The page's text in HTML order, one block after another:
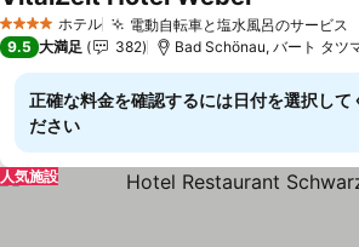
4 ホテルのランク
ホテル 電動自転車と塩水風呂のサービス
9.5 大満足 382 Bad Schönau, バート タツ
正確な料金を確認するには日付を選択して
ださい
人気施設